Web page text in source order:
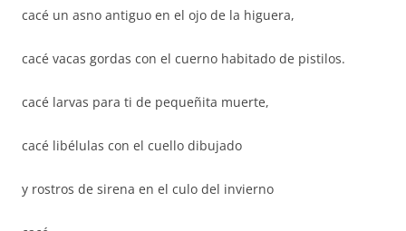
cacé un asno antiguo en el ojo de la higuera,
cacé vacas gordas con el cuerno habitado de pistilos.
cacé larvas para ti de pequeñita muerte,
cacé libélulas con el cuello dibujado
y rostros de sirena en el culo del invierno